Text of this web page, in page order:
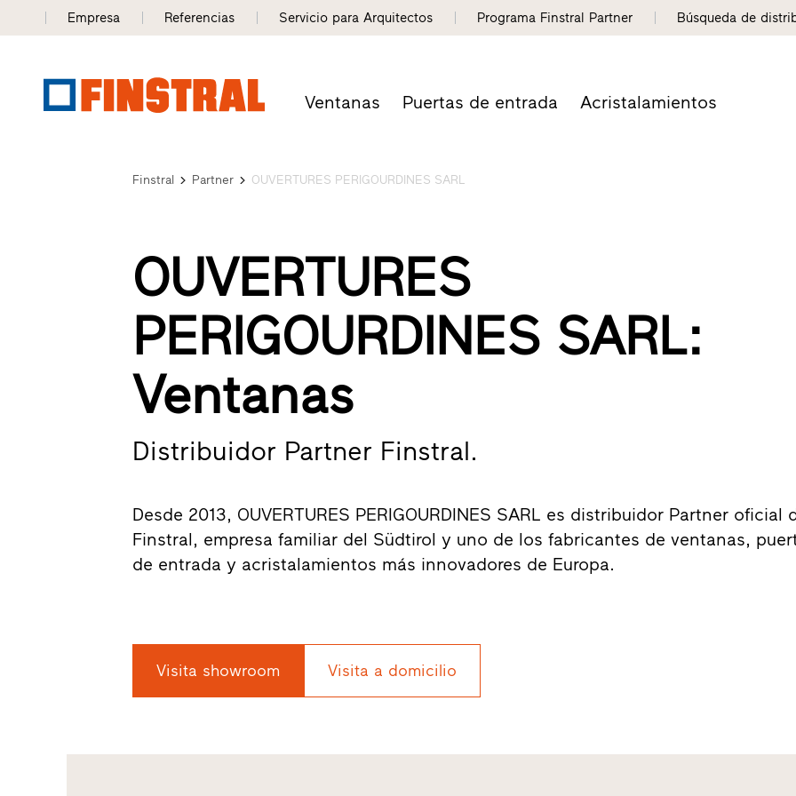
Empresa Referencias Servicio para Arquitectos Programa Finstral Partner Búsqueda de
Ventanas Puertas de entrada Acristalamientos
Finstral Partner OUVERTURES PERIGOURDINES SARL
OUVERTURES
PERIGOURDINES SARL:
Ventanas
Distribuidor Partner Finstral.
Desde 2013, OUVERTURES PERIGOURDINES SARL es distribuidor Partner oficial
Finstral, empresa familiar del Südtirol y uno de los fabricantes de ventanas,
de entrada y acristalamientos más innovadores de Europa.
Visita showroom Visita a domicilio